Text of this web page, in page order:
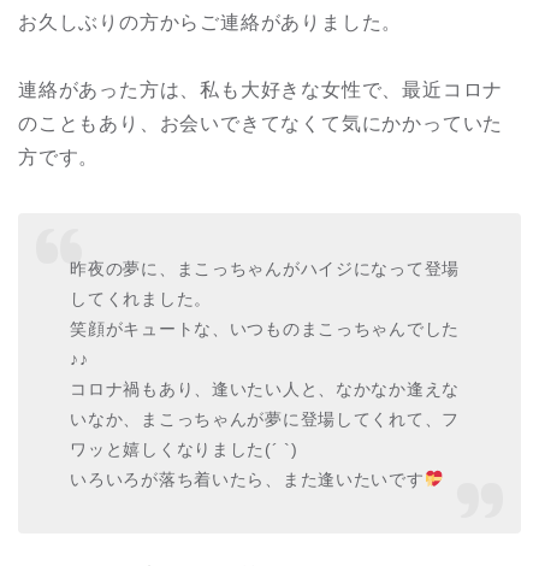
お久しぶりの方からご連絡がありました。
連絡があった方は、私も大好きな女性で、最近コロナ
のこともあり、お会いできてなくて気にかかっていた
方です。
昨夜の夢に、まこっちゃんがハイジになって登場
してくれました。
笑顔がキュートな、いつものまこっちゃんでした
♪♪
コロナ禍もあり、逢いたい人と、なかなか逢えな
いなか、まこっちゃんが夢に登場してくれて、フ
ワッと嬉しくなりました(´ `)
いろいろが落ち着いたら、また逢いたいです